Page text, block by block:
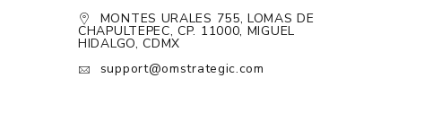
MONTES URALES 755, LOMAS DE
CHAPULTEPEC, CP. 11000, MIGUEL
HIDALGO, CDMX
support@omstrategic.com